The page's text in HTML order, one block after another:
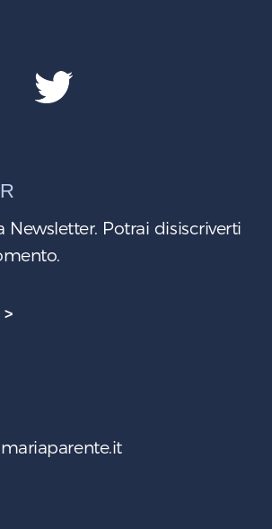
Newsletter. Potrai disiscriverti